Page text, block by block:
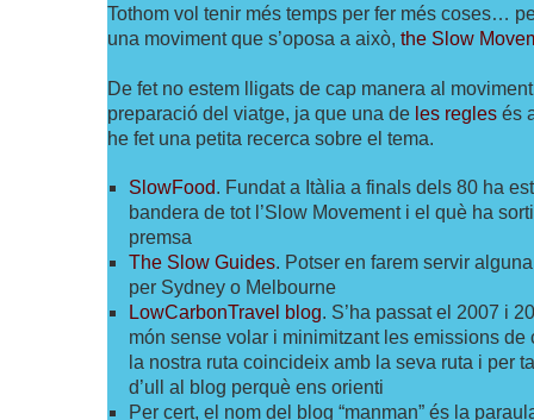
Tothom vol tenir més temps per fer més coses…
una moviment que s’oposa a això, the Slow
De fet no estem lligats de cap manera al
preparació del viatge, ja que una de les regles és
he fet una petita recerca sobre el tema.
SlowFood. Fundat a Itàlia a finals dels 80 ha
bandera de tot l’Slow Movement i el què ha
premsa
The Slow Guides. Potser en farem servir
per Sydney o Melbourne
LowCarbonTravel blog. S’ha passat el 2007 i
món sense volar i minimitzant les emissions de
la nostra ruta coincideix amb la seva ruta i per
d’ull al blog perquè ens orienti
Per cert, el nom del blog “manman” és la